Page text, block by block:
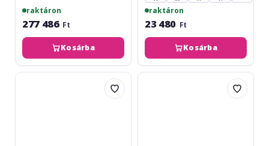
raktáron
277 486 Ft
Kosárba
raktáron
23 480 Ft
Kosárba
Omnitronic
Studiomaster